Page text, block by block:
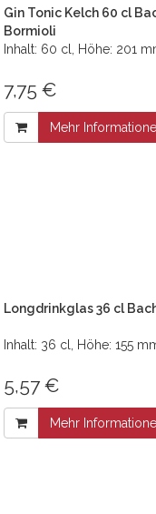
Gin Tonic Kelch 60 cl
Bormioli
Inhalt: 60 cl, Höhe: 201
7,75 €
Mehr
Longdrinkglas 36 cl
Inhalt: 36 cl, Höhe: 155
5,57 €
Mehr